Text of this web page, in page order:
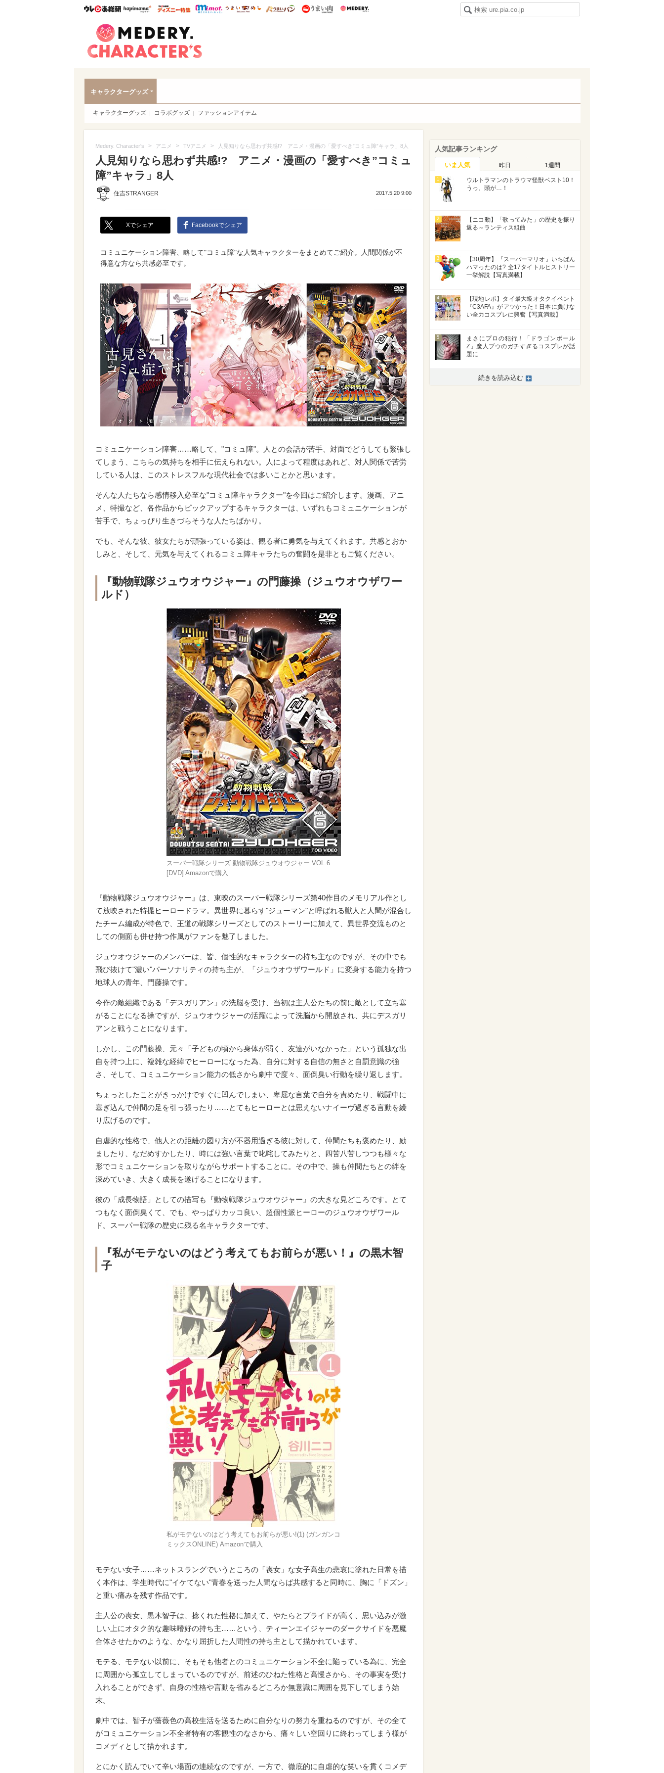
ウレぴあ総研ハピママ* ウレぴあ総研 ディズニー特集
mimot. うまいめし うまいパン うまい肉
キャラクターグッズ
キャラクターグッズ コラボグッズ ファッションアイテム
Medery. Character's > アニメ > TVアニメ > 人見知りなら思わず共感!? アニメ・漫画の「愛すべき”コミュ障”キャラ」8人
人見知りなら思わず共感!? アニメ・漫画の「愛すべき”コミュ
障”キャラ」8人
住吉STRANGER 2017.5.20 9:00
Xでシェア Facebookでシェア
コミュニケーション障害、略して"コミュ障"な人気キャラクターをまとめてご紹介。人間関係が不
得意な方なら共感必至です。
コミュニケーション障害……略して、"コミュ障"。人との会話が苦手、対面でどうしても緊張し
てしまう、こちらの気持ちを相手に伝えられない。人によって程度はあれど、対人関係で苦労
している人は、このストレスフルな現代社会では多いことかと思います。
そんな人たちなら感情移入必至な"コミュ障キャラクター"を今回はご紹介します。漫画、アニ
メ、特撮など、各作品からピックアップするキャラクターは、いずれもコミュニケーションが
苦手で、ちょっぴり生きづらそうな人たちばかり。
でも、そんな彼、彼女たちが頑張っている姿は、観る者に勇気を与えてくれます。共感とおか
しみと、そして、元気を与えてくれるコミュ障キャラたちの奮闘を是非ともご覧ください。
『動物戦隊ジュウオウジャー』の門藤操（ジュウオウザワー
ルド）
スーパー戦隊シリーズ 動物戦隊ジュウオウジャー VOL.6
[DVD] Amazonで購入
『動物戦隊ジュウオウジャー』は、東映のスーパー戦隊シリーズ第40作目のメモリアル作とし
て放映された特撮ヒーロードラマ。異世界に暮らす"ジューマン"と呼ばれる獣人と人間が混合し
たチーム編成が特色で、王道の戦隊シリーズとしてのストーリーに加えて、異世界交流ものと
しての側面も併せ持つ作風がファンを魅了しました。
ジュウオウジャーのメンバーは、皆、個性的なキャラクターの持ち主なのですが、その中でも
飛び抜けて"濃い"パーソナリティの持ち主が、「ジュウオウザワールド」に変身する能力を持つ
地球人の青年、門藤操です。
今作の敵組織である「デスガリアン」の洗脳を受け、当初は主人公たちの前に敵として立ち塞
がることになる操ですが、ジュウオウジャーの活躍によって洗脳から開放され、共にデスガリ
アンと戦うことになります。
しかし、この門藤操、元々「子どもの頃から身体が弱く、友達がいなかった」という孤独な出
自を持つ上に、複雑な経緯でヒーローになった為、自分に対する自信の無さと自罰意識の強
さ、そして、コミュニケーション能力の低さから劇中で度々、面倒臭い行動を繰り返します。
ちょっとしたことがきっかけですぐに凹んでしまい、卑屈な言葉で自分を責めたり、戦闘中に
塞ぎ込んで仲間の足を引っ張ったり……とてもヒーローとは思えないナイーヴ過ぎる言動を繰
り広げるのです。
自虐的な性格で、他人との距離の図り方が不器用過ぎる彼に対して、仲間たちも褒めたり、励
ましたり、なだめすかしたり、時には強い言葉で叱咤してみたりと、四苦八苦しつつも様々な
形でコミュニケーションを取りながらサポートすることに。その中で、操も仲間たちとの絆を
深めていき、大きく成長を遂げることになります。
彼の「成長物語」としての描写も『動物戦隊ジュウオウジャー』の大きな見どころです。とて
つもなく面倒臭くて、でも、やっぱりカッコ良い、超個性派ヒーローのジュウオウザワール
ド。スーパー戦隊の歴史に残る名キャラクターです。
『私がモテないのはどう考えてもお前らが悪い！』の黒木智
子
私がモテないのはどう考えてもお前らが悪い!(1) (ガンガンコ
ミックスONLINE) Amazonで購入
モテない女子……ネットスラングでいうところの「喪女」な女子高生の悲哀に塗れた日常を描
く本作は、学生時代に"イケてない"青春を送った人間ならば共感すると同時に、胸に「ドズン」
と重い痛みを残す作品です。
主人公の喪女、黒木智子は、捻くれた性格に加えて、やたらとプライドが高く、思い込みが激
しい上にオタク的な趣味嗜好の持ち主……という、ティーンエイジャーのダークサイドを悪魔
合体させたかのような、かなり屈折した人間性の持ち主として描かれています。
モテる、モテない以前に、そもそも他者とのコミュニケーション不全に陥っている為に、完全
に周囲から孤立してしまっているのですが、前述のひねた性格と高慢さから、その事実を受け
入れることができず、自身の性格や言動を省みるどころか無意識に周囲を見下してしまう始
末。
劇中では、智子が薔薇色の高校生活を送るために自分なりの努力を重ねるのですが、その全て
がコミュニケーション不全者特有の客観性のなさから、痛々しい空回りに終わってしまう様が
コメディとして描かれます。
とにかく読んでいて辛い場面の連続なのですが、一方で、徹底的に自虐的な笑いを貫くコメデ
人気記事ランキング
いま人気 昨日 1週間
1
ウルトラマンのトラウマ怪獣ベスト10！
うっ、頭が…！
2
【ニコ動】「歌ってみた」の歴史を振り
返る～ランティス組曲
3
【30周年】『スーパーマリオ』いちばん
ハマったのは? 全17タイトルヒストリー
一挙解説【写真満載】
4
【現地レポ】タイ最大級オタクイベント
『C3AFA』がアツかった！日本に負けな
い全力コスプレに興奮【写真満載】
5
まさにプロの犯行！「ドラゴンボール
Z」魔人ブウのガチすぎるコスプレが話
題に
続きを読み込む